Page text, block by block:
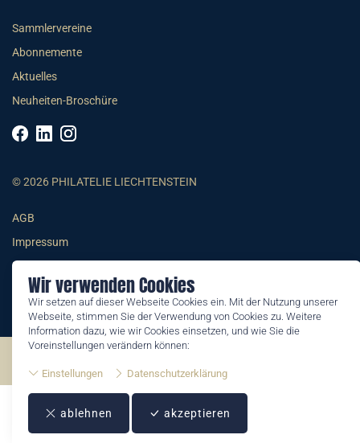
Wir verwenden Cookies
Wir setzen auf dieser Webseite Cookies ein. Mit der Nutzung unserer
Webseite, stimmen Sie der Verwendung von Cookies zu. Weitere
Information dazu, wie wir Cookies einsetzen, und wie Sie die
Voreinstellungen verändern können:
Einstellungen Datenschutzerklärung
ablehnen akzeptieren
Sammlervereine
Abonnemente
Aktuelles
Neuheiten-Broschüre
© 2026 PHILATELIE LIECHTENSTEIN
AGB
Impressum
Datenschutzerklärung